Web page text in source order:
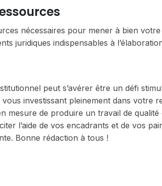
nécessaires pour mener à bien
juridiques indispensables à
peut s’avérer être un défi
investissant pleinement dans votre
mesure de produire un travail de
l’aide de vos encadrants et de vos
Bonne rédaction à tous !